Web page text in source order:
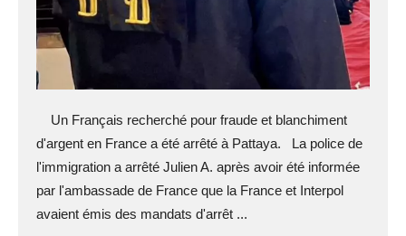
Un Français recherché pour fraude et blanchiment
d'argent en France a été arrêté à Pattaya. La police de
l'immigration a arrêté Julien A. après avoir été informée
par l'ambassade de France que la France et Interpol
avaient émis des mandats d'arrêt ...